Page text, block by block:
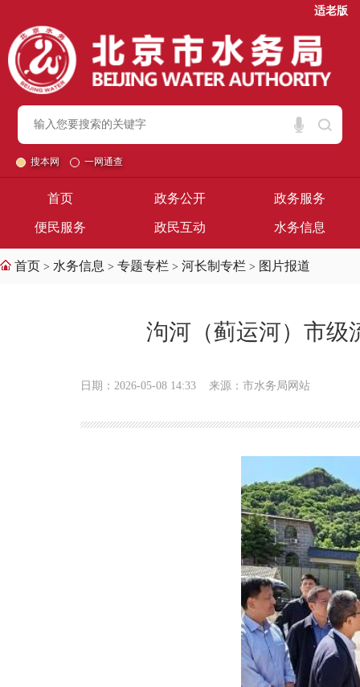
适老版
搜本网 一网通查
首页 政务公开 政务服务
便民服务 政民互动 水务信息
首页 > 水务信息 > 专题专栏 > 河长制专栏 > 图片报道
泃河（蓟运河）市级
日期：2026-05-08 14:33 来源：市水务局网站